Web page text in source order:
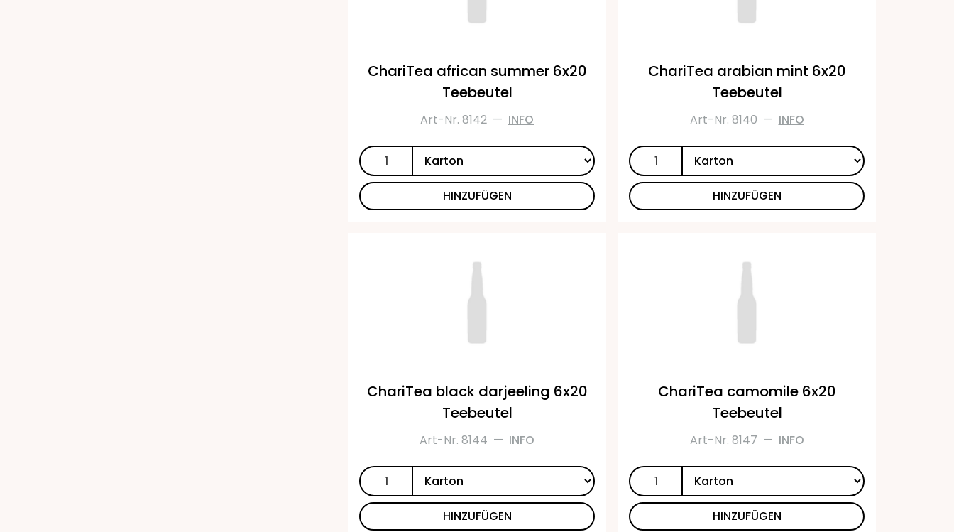
ChariTea african summer 6x20
Teebeutel
Art-Nr. 8142 — INFO
HINZUFÜGEN
ChariTea arabian mint 6x20
Teebeutel
Art-Nr. 8140 — INFO
HINZUFÜGEN
ChariTea black darjeeling 6x20
Teebeutel
Art-Nr. 8144 — INFO
HINZUFÜGEN
ChariTea camomile 6x20
Teebeutel
Art-Nr. 8147 — INFO
HINZUFÜGEN